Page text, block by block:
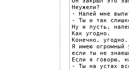
Неужели?
- Налей мне
- Ты и так
Ну и пусть,
Как угодно.
Конечно, угодно.
Я имею огромный
если ты не
Если я говорю,
- Ты на устах